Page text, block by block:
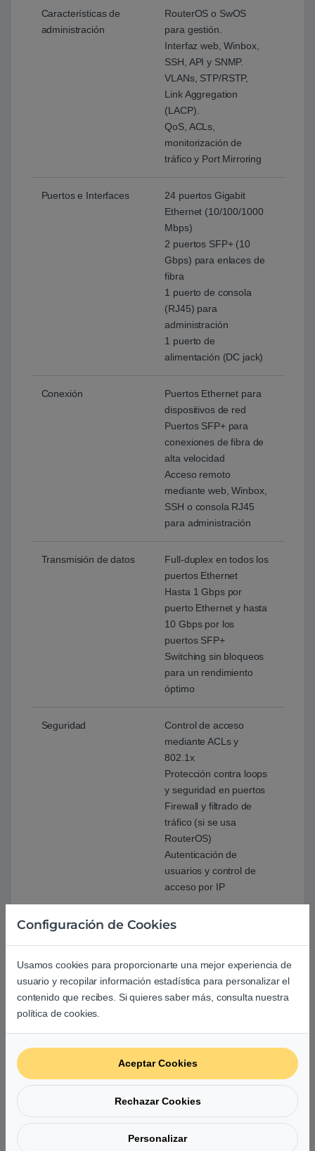
Características de
administración
RouterOS o SwOS
para gestión.
Interfaz web, Winbox,
SSH, API y SNMP.
VLANs, STP/RSTP,
Link Aggregation
(LACP).
QoS, ACLs,
monitorización de
tráfico y Port Mirroring
Puertos e Interfaces
24 puertos Gigabit
Ethernet (10/100/1000
Mbps)
2 puertos SFP+ (10
Gbps) para enlaces de
fibra
1 puerto de consola
(RJ45) para
administración
1 puerto de
alimentación (DC jack)
Conexión
Puertos Ethernet para
dispositivos de red
Puertos SFP+ para
conexiones de fibra de
alta velocidad
Acceso remoto
mediante web, Winbox,
SSH o consola RJ45
para administración
Transmisión de datos
Full-duplex en todos los
puertos Ethernet
Hasta 1 Gbps por
puerto Ethernet y hasta
10 Gbps por los
puertos SFP+
Switching sin bloqueos
para un rendimiento
óptimo
Seguridad
Control de acceso
mediante ACLs y
802.1x
Protección contra loops
y seguridad en puertos
Firewall y filtrado de
tráfico (si se usa
RouterOS)
Autenticación de
usuarios y control de
acceso por IP
Funciones de
GMP Snooping para
MLD Snooping para la
gestión de multidifusión
IPv6.
Independent Multicast)
multidifusión entre
diferentes redes.
Protocolos
VLAN 802.1Q, STP,
RSTP, MSTP, LACP,
Configuración de Cookies
Usamos cookies para proporcionarte una mejor experiencia de
usuario y recopilar información estadística para personalizar el
contenido que recibes. Si quieres saber más, consulta nuestra
política de cookies.
Aceptar Cookies
Rechazar Cookies
Personalizar